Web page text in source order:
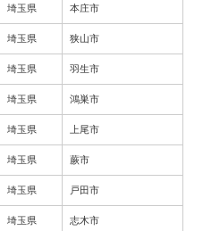
埼玉県 本庄市
埼玉県 狭山市
埼玉県 羽生市
埼玉県 鴻巣市
埼玉県 上尾市
埼玉県 蕨市
埼玉県 戸田市
埼玉県 志木市